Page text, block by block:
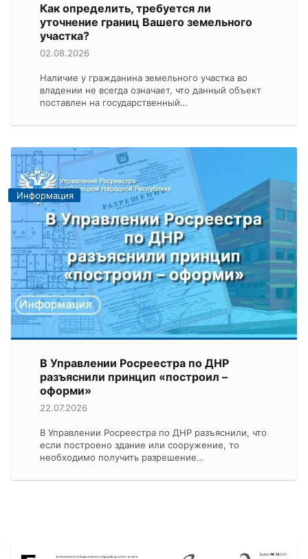
Как определить, требуется ли
уточнение границ Вашего земельного
участка?
02.08.2026
Наличие у гражданина земельного участка во
владении не всегда означает, что данный объект
поставлен на государственный…
Информация
В Управлении Росреестра по ДНР
разъяснили принцип «построил –
оформи»
22.07.2026
В Управлении Росреестра по ДНР разъяснили, что
если построено здание или сооружение, то
необходимо получить разрешение…